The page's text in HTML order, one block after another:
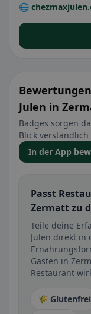
🌐
Julen in
Badges sorgen
Blick
In der App
Passt
Zermatt zu
Teile deine
Julen direkt in
Gästen in
Restaurant
🌾 Glutenfrei